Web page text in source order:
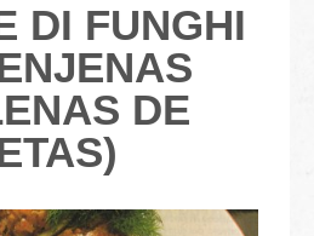
DI FUNGHI
DE